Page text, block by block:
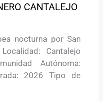
CANTALEJO
nocturna por San
Cantalejo
Autónoma:
2026 Tipo de